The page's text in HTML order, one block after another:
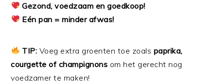
Gezond, voedzaam en goedkoop!
Eén pan = minder afwas!
TIP: Voeg extra groenten toe zoals paprika,
courgette of champignons om het gerecht nog
voedzamer te maken!